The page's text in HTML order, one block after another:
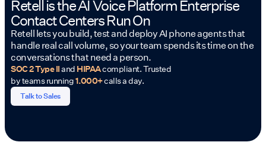
Retell is the AI Voice Platform Enterprise
Contact Centers Run On
Retell lets you build, test and deploy AI phone agents that
handle real call volume, so your team spends its time on the
conversations that need a person.
SOC 2 Type IIand HIPAAcompliant. Trusted
by teams running1.000+calls a day.
Talk to Sales